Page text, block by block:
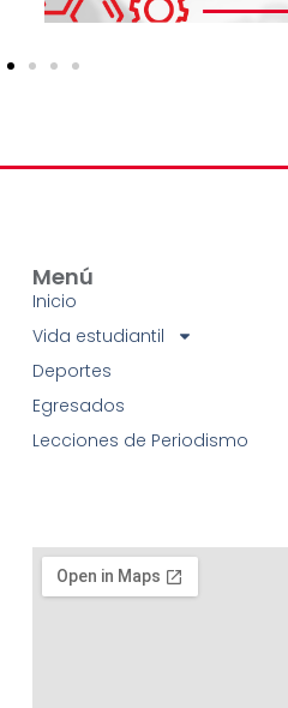
Menú
Inicio
Vida estudiantil
Deportes
Egresados
Lecciones de Periodismo